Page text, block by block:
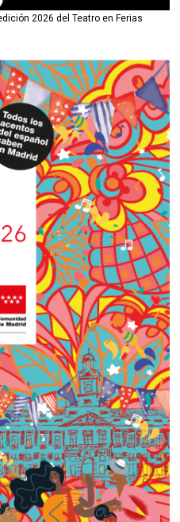
2026 del Teatro en Ferias